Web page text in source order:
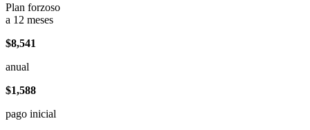
Plan forzoso
a 12 meses
$8,541
anual
$1,588
pago inicial